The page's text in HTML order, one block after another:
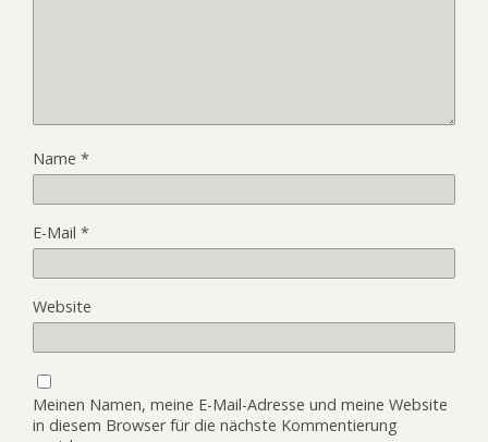
Name *
E-Mail *
Website
Meinen Namen, meine E-Mail-Adresse und meine Website
in diesem Browser für die nächste Kommentierung